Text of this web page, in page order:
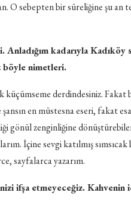
O sebepten bir süreliğine şu
Anladığım kadarıyla
böyle nimetleri.
derdindesiniz. Fakat
en müstesna eseri, fakat
gönül zenginliğine
İçine sevgi katılmış
sayfalarca yazarım.
ifşa etmeyeceğiz. Kahvenin